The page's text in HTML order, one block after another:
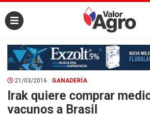
21/03/2016 GANADERÍA
Irak quiere comprar
vacunos a Brasil